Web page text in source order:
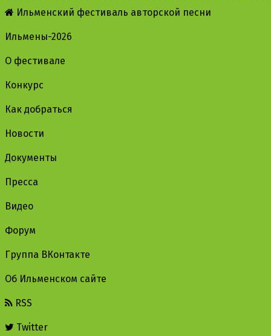
Ильменский фестиваль авторской песни
Ильмены-2026
О фестивале
Конкурс
Как добраться
Новости
Документы
Пресса
Видео
Форум
Группа ВКонтакте
Об Ильменском сайте
RSS
Twitter